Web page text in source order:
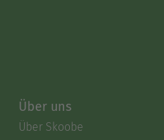
Über uns
Über Skoobe